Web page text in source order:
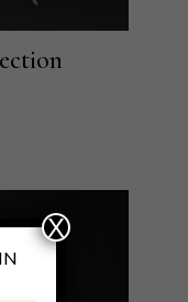
X